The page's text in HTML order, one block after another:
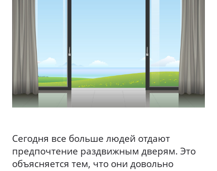
Сегодня все больше людей отдают
предпочтение раздвижным дверям. Это
объясняется тем, что они довольно